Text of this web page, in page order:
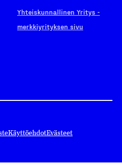
Yhteiskunnallinen Yritys -
merkkiyrityksen sivu
KäyttöehdotEvästeet